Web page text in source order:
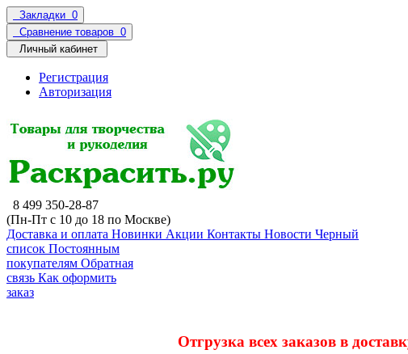
Закладки 0
Сравнение товаров 0
Личный кабинет
Регистрация
Авторизация
8 499 350-28-87
(Пн-Пт с 10 до 18 по Москве)
Доставка и оплата Новинки Акции Контакты Новости Черный
список Постоянным
покупателям Обратная
связь Как оформить
заказ
Отгрузка всех заказов в